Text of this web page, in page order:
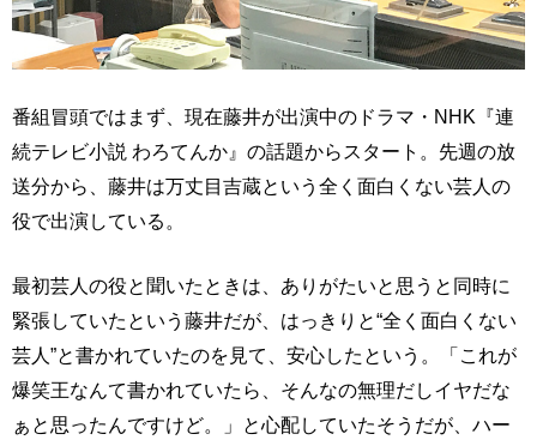
番組冒頭ではまず、現在藤井が出演中のドラマ・NHK『連
続テレビ小説 わろてんか』の話題からスタート。先週の放
送分から、藤井は万丈目吉蔵という全く面白くない芸人の
役で出演している。
最初芸人の役と聞いたときは、ありがたいと思うと同時に
緊張していたという藤井だが、はっきりと“全く面白くない
芸人”と書かれていたのを見て、安心したという。「これが
爆笑王なんて書かれていたら、そんなの無理だしイヤだな
ぁと思ったんですけど。」と心配していたそうだが、ハー